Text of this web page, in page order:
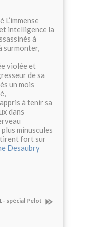
intelligence la
à
surmonter,
violée et
de sa
un mois
à tenir sa
dans
minuscules
tirent fort sur
Desaubry
- spécial Pelot